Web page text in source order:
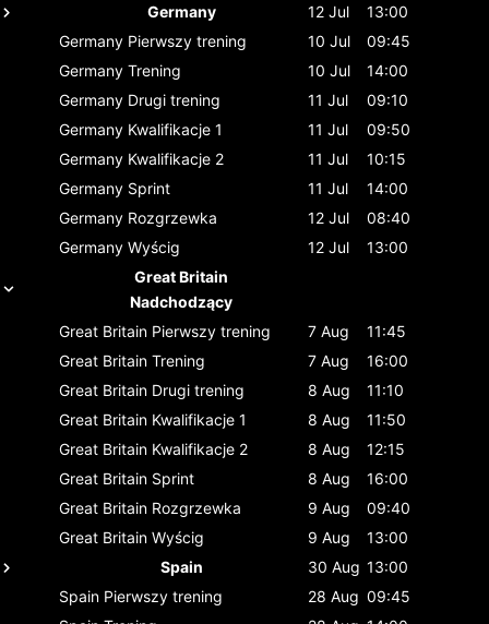
Germany
12 Jul
13:00
Germany Pierwszy trening 10 Jul
09:45
Germany Trening 10 Jul
14:00
Germany Drugi trening 11 Jul
09:10
Germany Kwalifikacje 1 11 Jul
09:50
Germany Kwalifikacje 2 11 Jul
10:15
Germany Sprint 11 Jul
14:00
Germany Rozgrzewka 12 Jul
08:40
Germany Wyścig 12 Jul
13:00
Great Britain
Nadchodzący
Great Britain Pierwszy trening 7 Aug
11:45
Great Britain Trening 7 Aug
16:00
Great Britain Drugi trening 8 Aug
11:10
Great Britain Kwalifikacje 1 8 Aug
11:50
Great Britain Kwalifikacje 2 8 Aug
12:15
Great Britain Sprint 8 Aug
16:00
Great Britain Rozgrzewka 9 Aug
09:40
Great Britain Wyścig 9 Aug
13:00
Spain
30 Aug 13:00
Spain Pierwszy trening 28 Aug 09:45